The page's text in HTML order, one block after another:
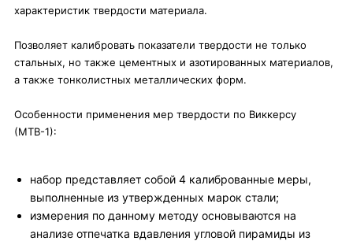
характеристик твердости материала.
Позволяет калибровать показатели твердости не только
стальных, но также цементных и азотированных материалов,
а также тонколистных металлических форм.
Особенности применения мер твердости по Виккерсу
(МТВ-1):
набор представляет собой 4 калиброванные меры,
выполненные из утвержденных марок стали;
измерения по данному методу основываются на
анализе отпечатка вдавления угловой пирамиды из